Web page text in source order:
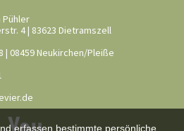
Pühler
4 | 83623 Dietramszell
| 08459 Neukirchen/Pleiße
erfassen bestimmte persönliche